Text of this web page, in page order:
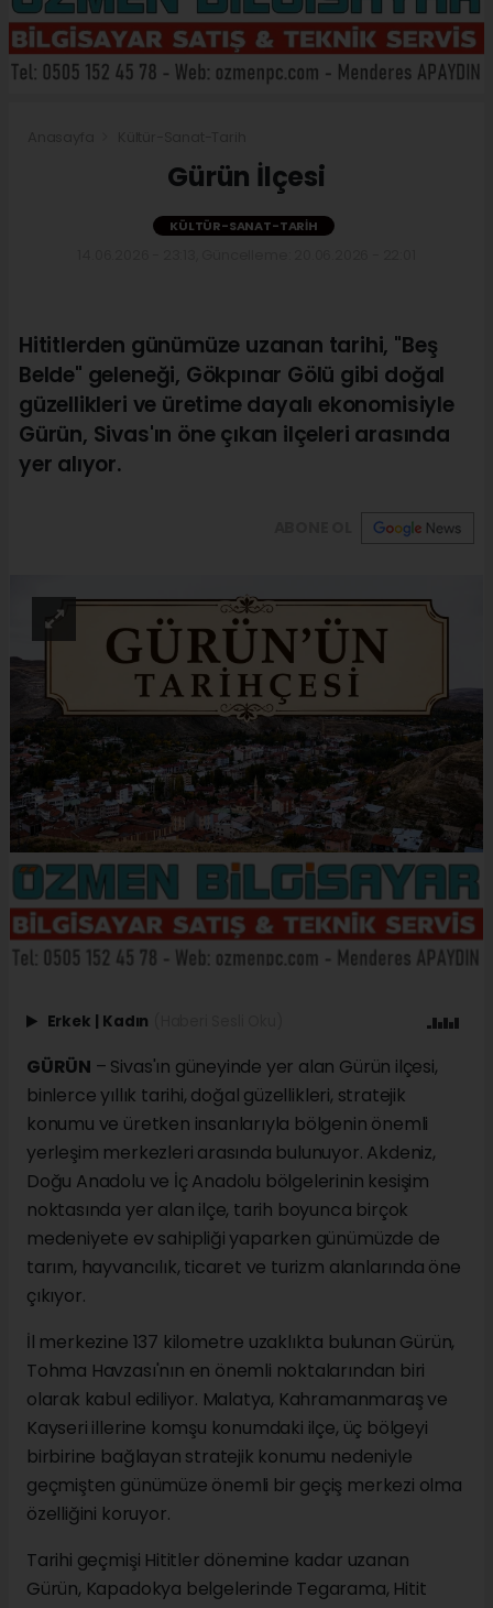
Gürün İlçesi
KÜLTÜR-SANAT-TARIH
Hititlerden günümüze uzanan tarihi, "Beş
Belde" geleneği, Gökpınar Gölü gibi doğal
güzellikleri ve üretime dayalı ekonomisiyle
Gürün, Sivas'ın öne çıkan ilçeleri arasında
yer alıyor.
Erkek | Kadın
GÜRÜN – Sivas'ın güneyinde yer alan Gürün ilçesi,
binlerce yıllık tarihi, doğal güzellikleri, stratejik
konumu ve üretken insanlarıyla bölgenin önemli
yerleşim merkezleri arasında bulunuyor. Akdeniz,
Doğu Anadolu ve İç Anadolu bölgelerinin kesişim
noktasında yer alan ilçe, tarih boyunca birçok
medeniyete ev sahipliği yaparken günümüzde de
tarım, hayvancılık, ticaret ve turizm alanlarında öne
çıkıyor.
İl merkezine 137 kilometre uzaklıkta bulunan Gürün,
Tohma Havzası'nın en önemli noktalarından biri
olarak kabul ediliyor. Malatya, Kahramanmaraş ve
Kayseri illerine komşu konumdaki ilçe, üç bölgeyi
birbirine bağlayan stratejik konumu nedeniyle
geçmişten günümüze önemli bir geçiş merkezi olma
özelliğini koruyor.
Tarihi geçmişi Hititler dönemine kadar uzanan
Gürün, Kapadokya belgelerinde Tegarama, Hitit